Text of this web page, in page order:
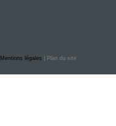
Mentions légales | Plan du site